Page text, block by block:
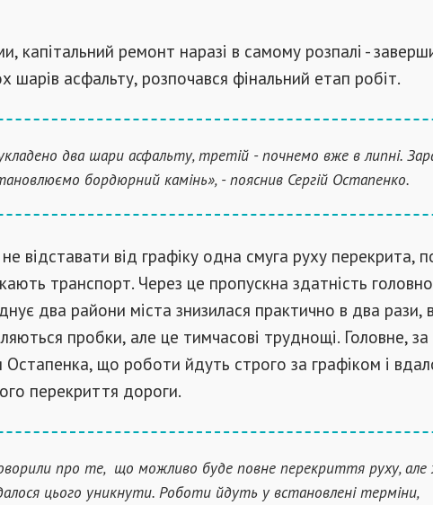
капітальний ремонт наразі в самому розпалі -
шарів асфальту, розпочався фінальний етап робіт.
два шари асфальту, третій - почнемо вже в липні.
бордюрний камінь», - пояснив Сергій Остапенко.
відставати від графіку одна смуга руху перекрита,
транспорт. Через це пропускна здатність
два райони міста знизилася практично в два рази, в
пробки, але це тимчасові труднощі. Головне, за
Остапенка, що роботи йдуть строго за графіком і
перекриття дороги.
про те, що можливо буде повне перекриття руху,
цього уникнути. Роботи йдуть у встановлені терміни,